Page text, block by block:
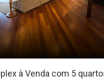
à Venda com 5